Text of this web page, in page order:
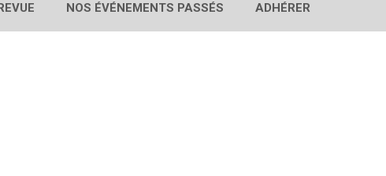
NOS ÉVÉNEMENTS PASSÉS ADHÉRER